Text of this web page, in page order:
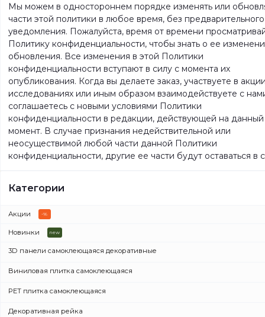
Мы можем в одностороннем порядке изменять или
части этой политики в любое время, без предварительного
уведомления. Пожалуйста, время от времени
Политику конфиденциальности, чтобы знать о ее
обновления. Все изменения в этой Политики
конфиденциальности вступают в силу с момента их
опубликования. Когда вы делаете заказ, участвуете в
исследованиях или иным образом взаимодействуете с
соглашаетесь с новыми условиями Политики
конфиденциальности в редакции, действующей на данный
момент. В случае признания недействительной или
неосуществимой любой части данной Политики
конфиденциальности, другие ее части будут оставаться в
Категории
Акции -%
Новинки new
3D панели самоклеющаяся декоративные
3D панели кирпич 2мм
3D панели кирпич 3-4мм
3D панели кирпич 5-6мм
Виниловая плитка самоклеющаяся
Виниловая плитка под ламинат стеновой
Виниловая плитка 60х30см
PET плитка самоклеющаяся
PET плитка 60х30см
Декоративная рейка